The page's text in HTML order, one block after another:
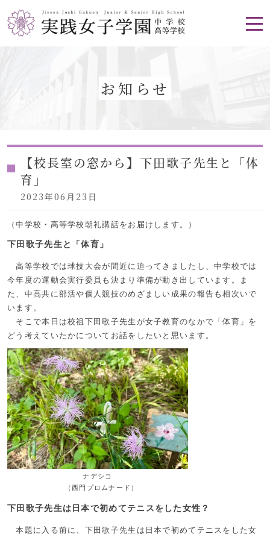
お知らせ
【校長室の窓から】下田歌子先生と「体
育」
2023年06月23日
（中学校・高等学校朝礼講話をお届けします。）
下田歌子先生と「体育」
高等学校では球技大会が間近に迫ってきましたし、中学校では
今年度の運動会実行委員も決まり準備が動き出しています。ま
た、中高共に部活や個人競技のめざましい成果の報告も相次いで
います。
そこで本日は校祖下田歌子先生が女子教育のなかで「体育」を
どう考えていたかについてお話をしたいと思います。
ナデシコ
（西門プロムナード）
下田歌子先生は日本で初めてテニスをした女性？
本題に入る前に、下田歌子先生は日本で初めてテニスをした女